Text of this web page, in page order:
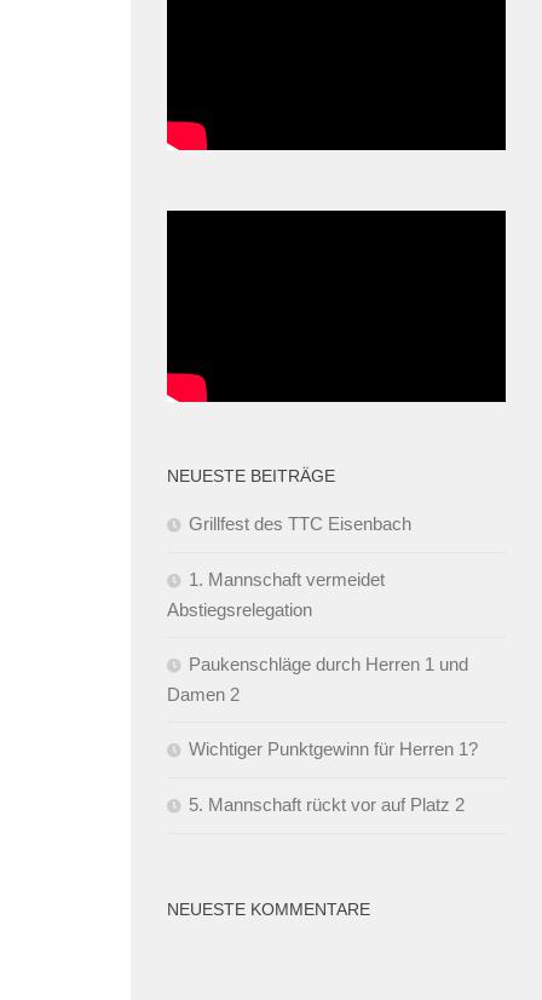
NEUESTE BEITRÄGE
Grillfest des TTC Eisenbach
1. Mannschaft vermeidet
Abstiegsrelegation
Paukenschläge durch Herren 1 und
Damen 2
Wichtiger Punktgewinn für Herren 1?
5. Mannschaft rückt vor auf Platz 2
NEUESTE KOMMENTARE